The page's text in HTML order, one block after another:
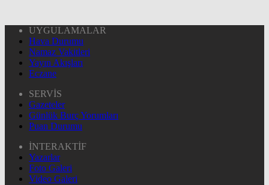
UYGULAMALAR
Hava Durumu
Namaz Vakitleri
Yayın Akışları
Eczane
SERVİS
Gazeteler
Günlük Burç Yorumları
Puan Durumu
İNTERAKTİF
Yazarlar
Foto Galeri
Video Galeri